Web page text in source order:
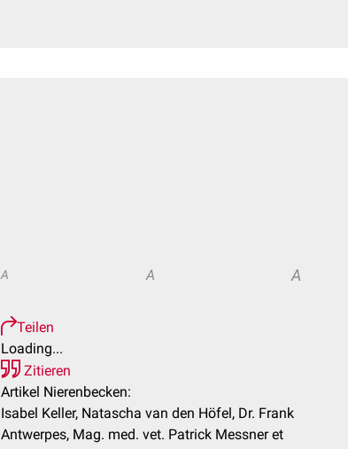
A A A
Teilen
Loading...
Zitieren
Artikel Nierenbecken:
Isabel Keller, Natascha van den Höfel, Dr. Frank
Antwerpes, Mag. med. vet. Patrick Messner et